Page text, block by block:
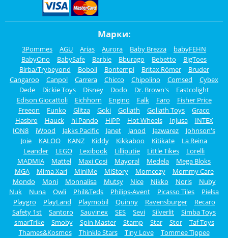
Марки:
3Pommes AGU Arias Aurora Baby Brezza
babyFEHN
BabyOno
BabySafe Barbie Bburago Bebetto
BigToes
Birba/Trybeyond
Boboli Bontempi Britax Römer
Bruder
Cangaroo
Canpol Carrera Chicco Chipolino Comsed
Cybex
Dede
Dickie Toys Disney Dodo Dr. Brown's
Eastcolight
Edison Giocattoli
Eichhorn Engino Falk Faro
Fisher Price
Freeon
Funko Glitza Goki Goliath Goliath Toys
Graco
Hasbro
Hauck hi Pando HiPP Hot Wheels Injusa
INTEX
ION8
iWood Jakks Pacific Janet Janod Jazwarez
Johnson's
Joie
KALOO KANZ Kiddy Kikkaboo Kitikate
La Reina
Leander
LEGO Lexibook Lilliputie Little Tikes
Lorelli
MADMIA
Mattel Maxi Cosi Mayoral Medela
Mega Bloks
MGA
Mima Xari MiniMe MiStory Momcozy
Mommy Care
Mondo
Moni Monnalisa Mutsy Nice Nikko Noris
Nuby
Nuk
Nuna Owli Phil&Teds Philips-Avent Picasso Tiles
Pielsa
Playgro
PlayLand Playmobil Quinny Ravensburger
Recaro
Safety 1st
Santoro Sauvinex SES Sevi Silverlit
Simba Toys
smarTrike
Smoby Spin Master Stamp Star Stor
Taf Toys
Thames&Kosmos
Thinkle Stars Tiny Love
Tommee Tippee